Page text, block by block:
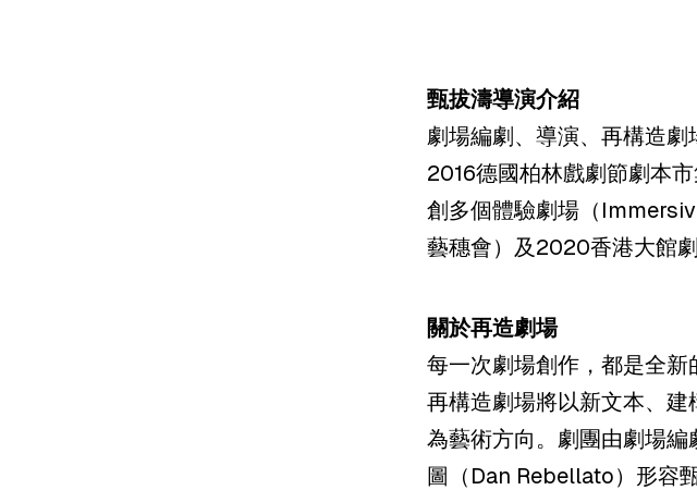
甄拔濤導演介紹
劇場編劇、導演、再構造劇
2016德國柏林戲劇節劇本
創多個體驗劇場（
藝穗會）及2020香港大館劇
關於再造劇場
每一次劇場創作，都是全
再構造劇場將以新文本、
為藝術方向。劇團由劇場
圖（Dan Rebellato）形容